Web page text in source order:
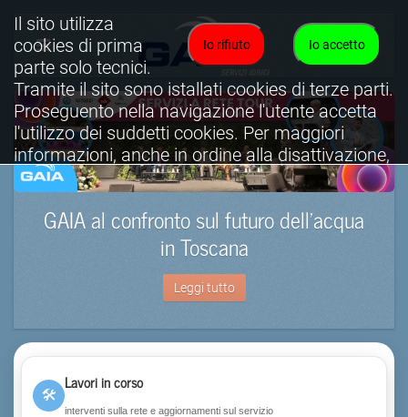
GAIA al confronto sul futuro dell’acqua
in Toscana
Leggi tutto
🛠
Lavori in corso
interventi sulla rete e aggiornamenti sul servizio
Io accetto
Io rifiuto
Il sito utilizza
cookies di prima
parte solo tecnici.
Tramite il sito sono istallati cookies di terze parti.
Proseguento nella navigazione l'utente accetta
l'utilizzo dei suddetti cookies. Per maggiori
informazioni, anche in ordine alla disattivazione,
è possibile consultare l'informativa cookies
completa.
Visualizza informativa completa.